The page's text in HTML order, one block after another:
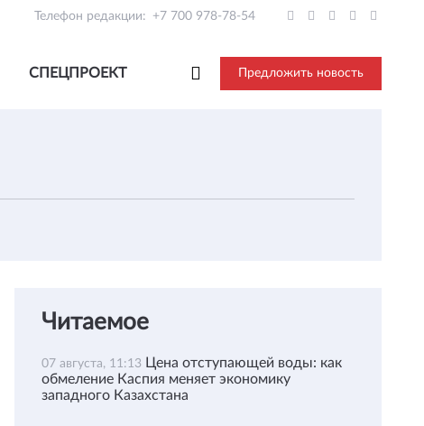
Телефон редакции: +7 700 978-78-54
СПЕЦПРОЕКТ Предложить новость
Читаемое
07 августа, 11:13 Цена отступающей воды: как
обмеление Каспия меняет экономику
западного Казахстана